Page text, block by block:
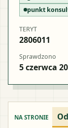
punkt
TERYT
2806011
Sprawdzono
5 czerwca
NA STRONIE